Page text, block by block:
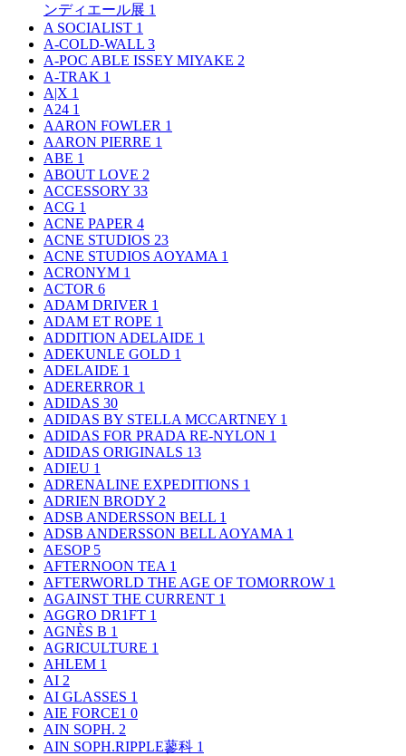
ンディエール展 1
A SOCIALIST 1
A-COLD-WALL 3
A-POC ABLE ISSEY MIYAKE 2
A-TRAK 1
A|X 1
A24 1
AARON FOWLER 1
AARON PIERRE 1
ABE 1
ABOUT LOVE 2
ACCESSORY 33
ACG 1
ACNE PAPER 4
ACNE STUDIOS 23
ACNE STUDIOS AOYAMA 1
ACRONYM 1
ACTOR 6
ADAM DRIVER 1
ADAM ET ROPE 1
ADDITION ADELAIDE 1
ADEKUNLE GOLD 1
ADELAIDE 1
ADERERROR 1
ADIDAS 30
ADIDAS BY STELLA MCCARTNEY 1
ADIDAS FOR PRADA RE-NYLON 1
ADIDAS ORIGINALS 13
ADIEU 1
ADRENALINE EXPEDITIONS 1
ADRIEN BRODY 2
ADSB ANDERSSON BELL 1
ADSB ANDERSSON BELL AOYAMA 1
AESOP 5
AFTERNOON TEA 1
AFTERWORLD THE AGE OF TOMORROW 1
AGAINST THE CURRENT 1
AGGRO DR1FT 1
AGNÈS B 1
AGRICULTURE 1
AHLEM 1
AI 2
AI GLASSES 1
AIE FORCE1 0
AIN SOPH. 2
AIN SOPH.RIPPLE蓼科 1